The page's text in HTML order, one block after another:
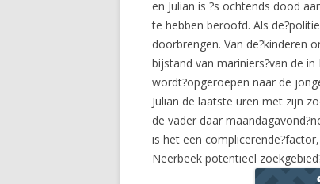
en Julian is ?s ochtends dood
te hebben beroofd. Als
doorbrengen. Van de?kinderen
bijstand van mariniers?van de
wordt?opgeroepen naar de
Julian de laatste uren met zijn
de vader daar
is het een
Neerbeek potentieel